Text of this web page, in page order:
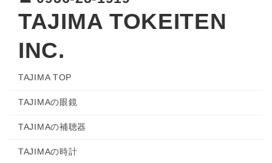
TAJIMA TOKEITEN
INC.
TAJIMA TOP
TAJIMAの眼鏡
TAJIMAの補聴器
TAJIMAの時計